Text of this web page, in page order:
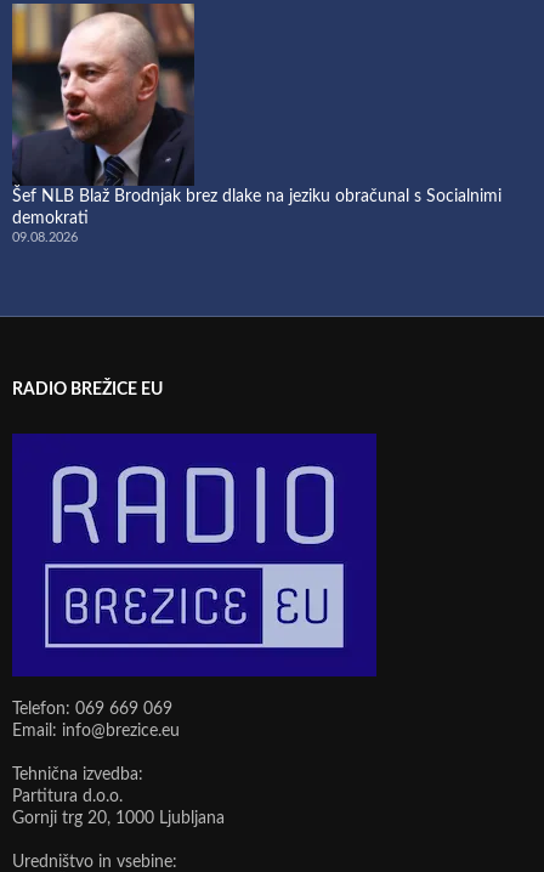
Šef NLB Blaž Brodnjak brez dlake na jeziku obračunal s Socialnimi
demokrati
09.08.2026
RADIO BREŽICE EU
Telefon: 069 669 069
Email: info@brezice.eu
Tehnična izvedba:
Partitura d.o.o.
Gornji trg 20, 1000 Ljubljana
Uredništvo in vsebine: